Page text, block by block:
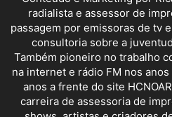
radialista e assessor de
passagem por emissoras de tv
consultoria sobre a
Também pioneiro no trabalho
na internet e rádio FM nos
anos a frente do site
carreira de assessoria de